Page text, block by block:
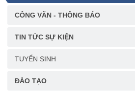
CÔNG VĂN - THÔNG BÁO
TIN TỨC SỰ KIỆN
TUYỂN SINH
ĐÀO TẠO